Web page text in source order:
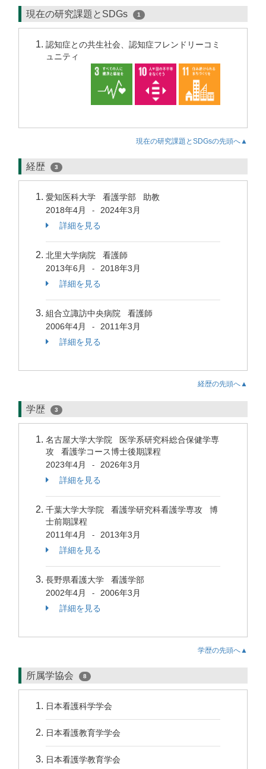
現在の研究課題とSDGs 1
認知症との共生社会、認知症フレンドリーコミ
ュニティ
現在の研究課題とSDGsの先頭へ▲
経歴 3
愛知医科大学 看護学部 助教
2018年4月
-
2024年3月
詳細を見る
北里大学病院 看護師
2013年6月
-
2018年3月
詳細を見る
組合立諏訪中央病院 看護師
2006年4月
-
2011年3月
詳細を見る
経歴の先頭へ▲
学歴 3
名古屋大学大学院 医学系研究科総合保健学専
攻 看護学コース博士後期課程
2023年4月
-
2026年3月
詳細を見る
千葉大学大学院 看護学研究科看護学専攻 博
士前期課程
2011年4月
-
2013年3月
詳細を見る
長野県看護大学 看護学部
2002年4月
-
2006年3月
詳細を見る
学歴の先頭へ▲
所属学協会 8
日本看護科学学会
日本看護教育学学会
日本看護学教育学会